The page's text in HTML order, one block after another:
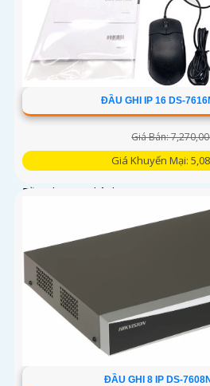
ĐẦU GHI IP 16 DS-
Giá Bán:
Giá Khuyến Mại:
Đầu ghi IP 16 kênh DS-7616NXI-
tới 12MP, băng thông 160Mbps. Hỗ
xuất hình HDMI 4K và VGA Full HD.
cứng...
ĐẦU GHI 8 IP DS-